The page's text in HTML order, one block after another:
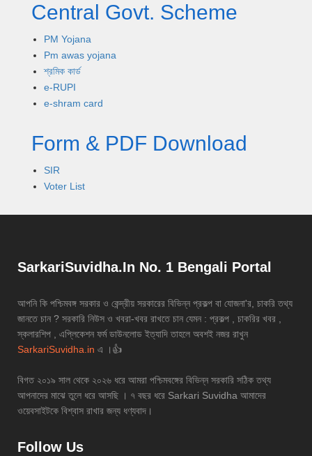
Central Govt. Scheme
PM Yojana
Pm awas yojana
শ্রমিক কার্ড
e-RUPI
e-shram card
Form & PDF Download
SIR
Voter List
SarkariSuvidha.In No. 1 Bengali Portal
আপনি কি পশ্চিমবঙ্গ সরকার ও কেন্দ্রীয় সরকারের বিভিন্ন প্রকল্প বা যোজনা'র, চাকরি তথ্য
জানতে চান ? সরকারি নিউস ও খবরা-খবর রাখতে চান যেমন : প্রকল্প , চাকরির খবর ,
স্কলারশিপ , এপ্লিকেশন ফর্ম ডাউনলোড ইত্যাদি তাহলে অবশই নজর রাখুন
SarkariSuvidha.in এ ।👍
বিগত ২০১৯ সাল থেকে ২০২৬ ধরে আমরা পশ্চিমবঙ্গের বিভিন্ন সরকারি সঠিক তথ্য
আপনাদের মাঝে তুলে ধরে আসছি । ৭ বছর ধরে Sarkari Suvidha আমাদের
ওয়েবসাইটকে বিশ্বাস রাখার জন্য ধণ্যবাদ।
Follow Us